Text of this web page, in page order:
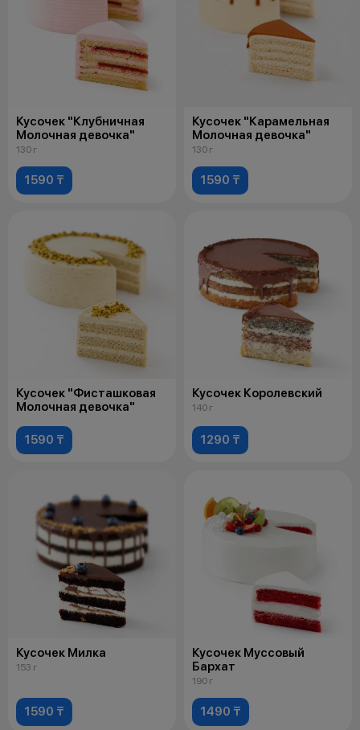
Кусочек "Клубничная
Молочная девочка"
130 г
1590 ₸
Кусочек "Карамельная
Молочная девочка"
130 г
1590 ₸
Кусочек "Фисташковая
Молочная девочка"
1590 ₸
Кусочек Королевский
140 г
1290 ₸
Кусочек Милка
153 г
1590 ₸
Кусочек Муссовый
Бархат
190 г
1490 ₸